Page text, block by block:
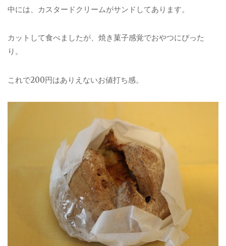
中には、カスタードクリームがサンドしてあります。
カットして食べましたが、焼き菓子感覚でおやつにぴった
り。
これで200円はありえないお値打ち感。